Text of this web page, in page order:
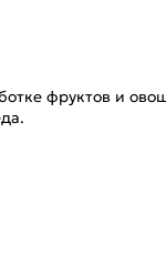
фруктов и